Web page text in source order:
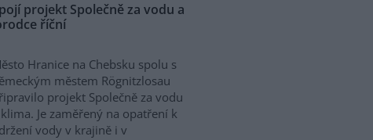
projekt Společně za vodu a
říční
Hranice na Chebsku spolu s
městem Rögnitzlosau
projekt Společně za vodu
Je zaměřený na opatření k
vody v krajině i v